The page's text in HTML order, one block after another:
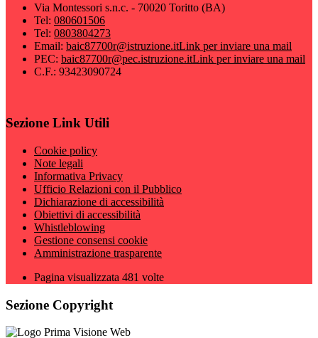
Via Montessori s.n.c. - 70020 Toritto (BA)
Tel: 080601506
Tel: 0803804273
Email: baic87700r@istruzione.itLink per inviare una mail
PEC: baic87700r@pec.istruzione.itLink per inviare una mail
C.F.: 93423090724
Sezione Link Utili
Cookie policy
Note legali
Informativa Privacy
Ufficio Relazioni con il Pubblico
Dichiarazione di accessibilità
Obiettivi di accessibilità
Whistleblowing
Gestione consensi cookie
Amministrazione trasparente
Pagina visualizzata 481 volte
Sezione Copyright